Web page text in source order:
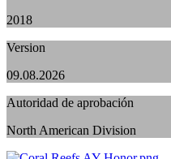
2018
Version
09.08.2026
Autoridad de aprobación
North American Division